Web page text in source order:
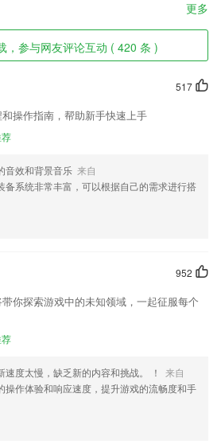
更多
，参与网友评论互动 ( 420 条 )
517
操作指南，帮助新手快速上手
音效和背景音乐 来自
备系统非常丰富，可以根据自己的需求进行搭
952
你探索游戏中的未知领域，一起征服每个
速度太慢，缺乏新的内容和挑战。 ！
来自
操作体验和响应速度，提升游戏的流畅度和手